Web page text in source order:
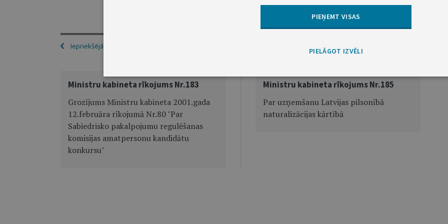
Iepriekšējā
Ministru kabineta rīkojums Nr.183
Grozījums Ministru kabineta 2001.gada
12.februāra rīkojumā Nr.80 "Par
Sabiedrisko pakalpojumu regulēšanas
komisijas amatpersonu kandidātu
konkursu"
Ministru kabineta rīkojums Nr.185
Par uzņemšanu Latvijas pilsonībā
naturalizācijas kārtībā
PIEŅEMT VISAS
PIELĀGOT IZVĒLI